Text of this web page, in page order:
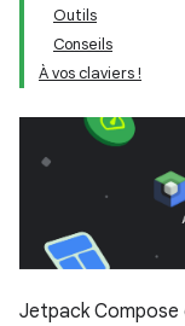
Outils
Conseils
À vos claviers !
Jetpack